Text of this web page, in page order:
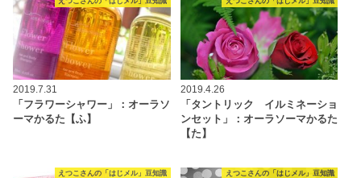
2019.7.31
「フラワーシャワー」：オーラソ
ーマかるた【ふ】
2019.4.26
「タントリック イルミネーショ
ンセット」：オーラソーマかるた
【た】
えつこさんの「はじメル」豆知識 えつこさんの「はじメル」豆知識